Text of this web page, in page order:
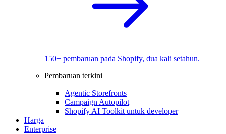
150+ pembaruan pada Shopify, dua kali setahun.
Pembaruan terkini
Agentic Storefronts
Campaign Autopilot
Shopify AI Toolkit untuk developer
Harga
Enterprise